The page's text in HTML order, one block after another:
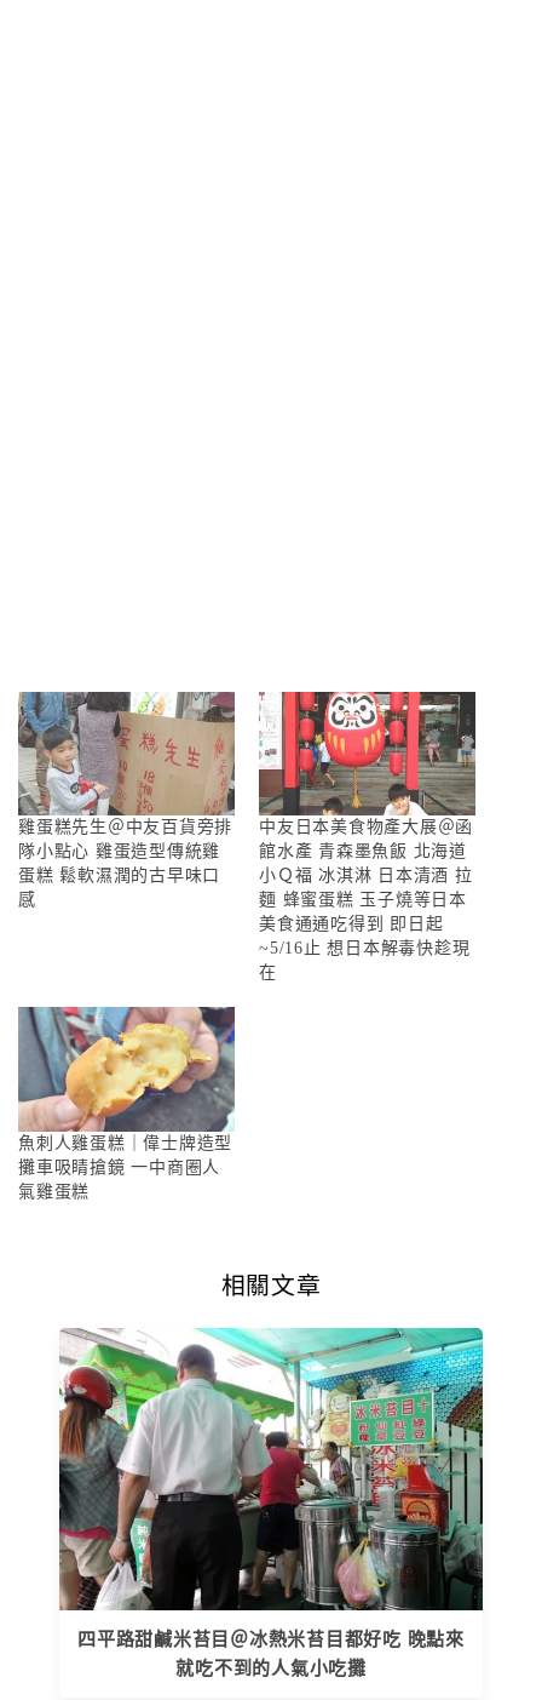
雞蛋糕先生＠中友百貨旁排
隊小點心 雞蛋造型傳統雞
蛋糕 鬆軟濕潤的古早味口
感
中友日本美食物產大展＠函
館水產 青森墨魚飯 北海道
小Ｑ福 冰淇淋 日本清酒 拉
麵 蜂蜜蛋糕 玉子燒等日本
美食通通吃得到 即日起
~5/16止 想日本解毒快趁現
在
魚刺人雞蛋糕｜偉士牌造型
攤車吸睛搶鏡 一中商圈人
氣雞蛋糕
相關文章
四平路甜鹹米苔目＠冰熱米苔目都好吃 晚點來
就吃不到的人氣小吃攤